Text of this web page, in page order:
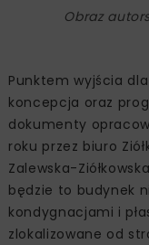
Obraz
Punktem wyjścia
koncepcja oraz
dokumenty
roku przez biuro
Zalewska-
będzie to budynek
kondygnacjami i
zlokalizowane od